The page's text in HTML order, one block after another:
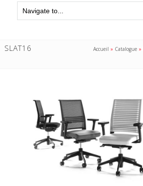
SLAT16 Accueil » Catalogue »